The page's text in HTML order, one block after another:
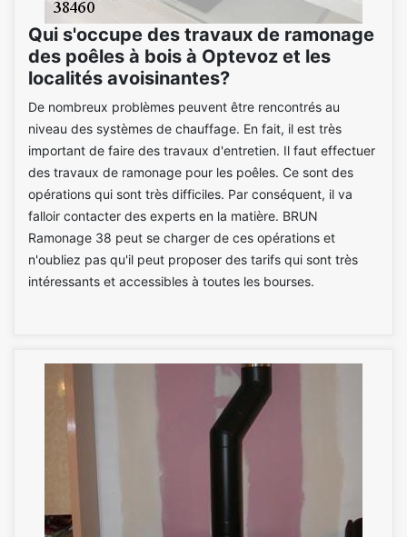
Qui s'occupe des travaux de ramonage
des poêles à bois à Optevoz et les
localités avoisinantes?
De nombreux problèmes peuvent être rencontrés au
niveau des systèmes de chauffage. En fait, il est très
important de faire des travaux d'entretien. Il faut effectuer
des travaux de ramonage pour les poêles. Ce sont des
opérations qui sont très difficiles. Par conséquent, il va
falloir contacter des experts en la matière. BRUN
Ramonage 38 peut se charger de ces opérations et
n'oubliez pas qu'il peut proposer des tarifs qui sont très
intéressants et accessibles à toutes les bourses.